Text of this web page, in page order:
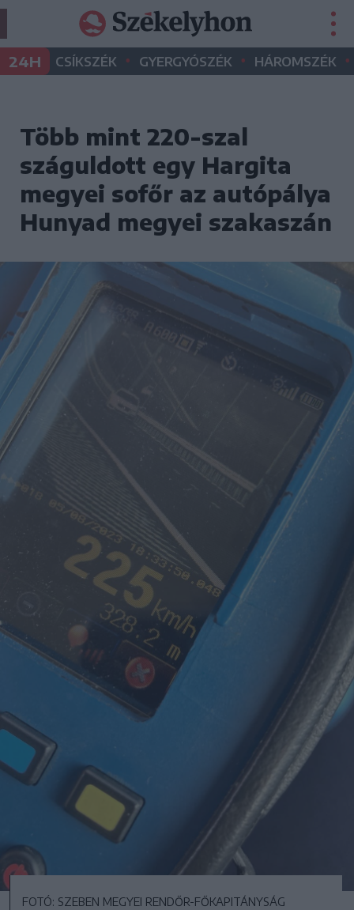
24H CSÍKSZÉK • GYERGYÓSZÉK • HÁROMSZÉK •
Több mint 220-szal
száguldott egy Hargita
megyei sofőr az autópálya
Hunyad megyei szakaszán
FOTÓ: SZEBEN MEGYEI RENDŐR-FŐKAPITÁNYSÁG